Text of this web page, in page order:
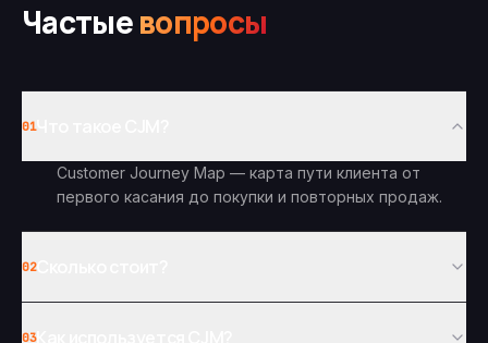
Частыевопросы
01Что такое CJM?
Customer Journey Map — карта пути клиента от
первого касания до покупки и повторных продаж.
02Сколько стоит?
03Как используется CJM?